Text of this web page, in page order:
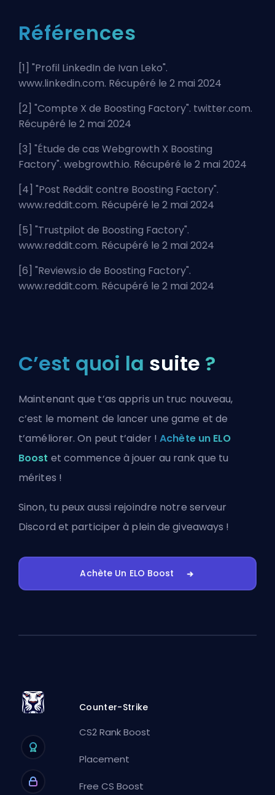
Références
[1] "Profil LinkedIn de Ivan Leko".
www.linkedin.com. Récupéré le 2 mai 2024
[2] "Compte X de Boosting Factory". twitter.com.
Récupéré le 2 mai 2024
[3] "Étude de cas Webgrowth X Boosting
Factory". webgrowth.io. Récupéré le 2 mai 2024
[4] "Post Reddit contre Boosting Factory".
www.reddit.com. Récupéré le 2 mai 2024
[5] "Trustpilot de Boosting Factory".
www.reddit.com. Récupéré le 2 mai 2024
[6] "Reviews.io de Boosting Factory".
www.reddit.com. Récupéré le 2 mai 2024
C’est quoi la suite ?
Maintenant que t’as appris un truc nouveau,
c’est le moment de lancer une game et de
t’améliorer. On peut t’aider !Achète un ELO
Boost et commence à jouer au rank que tu
mérites !
Sinon, tu peux aussi rejoindre notre serveur
Discord et participer à plein de giveaways !
Achète Un ELO Boost
Counter-Strike
CS2 Rank Boost
Placement
Free CS Boost